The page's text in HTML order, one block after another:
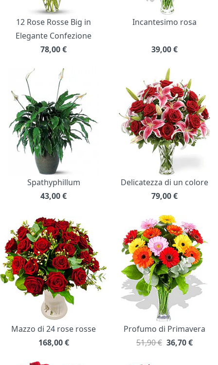
12 Rose Rosse Big in
Elegante Confezione
78,00€
Incantesimo rosa
39,00€
Spathyphillum
43,00€
Delicatezza di un colore
79,00€
Mazzo di 24 rose rosse
168,00 €
Profumo di Primavera
51,90 € 36,70€